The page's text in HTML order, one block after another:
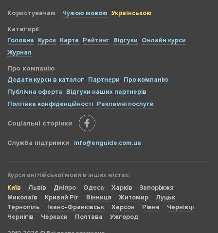
Користувачам Чужою мовою Українською
Категорії
Головна Курси Карта Рейтинг Відгуки
Онлайн курси
Журнал
Про компанію
Додати курси в каталог Партнери
Про компанію
Публічна оферта
Відгуки наших партнерів
Політика конфіденційності Рекламні послуги
Соціальні сторінки
Служба підтримки info@enguide.com.ua
Курси англійської мови в інших містах:
Київ
Львів Дніпро Одеса Харків
Запоріжжя
Миколаїв
Кривий Ріг Вінниця Житомир
Луцьк
Тернопіль
Івано-Франківськ Херсон Рівне
Чернівці
Чернігів
Черкаси Полтава Ужгород